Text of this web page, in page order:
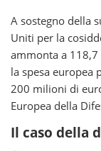
A sostegno della
Uniti per la
ammonta a
la spesa europea
200 milioni di
Europea della
Il caso della